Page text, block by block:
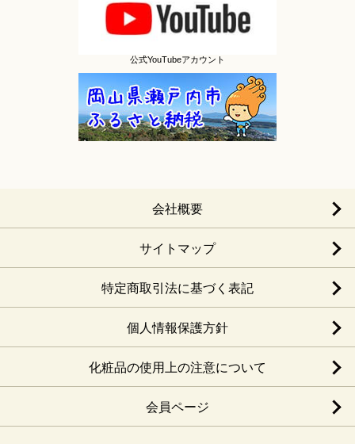
公式YouTubeアカウント
会社概要
サイトマップ
特定商取引法に基づく表記
個人情報保護方針
化粧品の使用上の注意について
会員ページ